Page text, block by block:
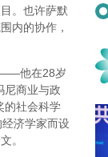
。也许萨默
内的协作，
——他在28岁
尼商业与政
的社会科学
济学家而设
。